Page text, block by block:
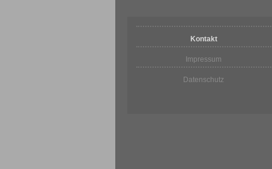
Kontakt
Impressum
Datenschutz